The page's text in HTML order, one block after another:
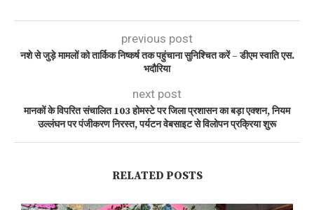
previous post
नशे से जुड़े मामलों को तार्किक निष्कर्ष तक पहुंचाना सुनिश्चित करें – डीएम स्वाति एस.
भदौरिया
next post
मानकों के विपरित संचालित 103 होमस्टे पर जिला प्रशासन का बड़ा एक्शन, नियम
उल्लंघन पर पंजीकरण निरस्त, पर्यटन वेबसाइट से विलोपन प्रक्रिया शुरू
RELATED POSTS